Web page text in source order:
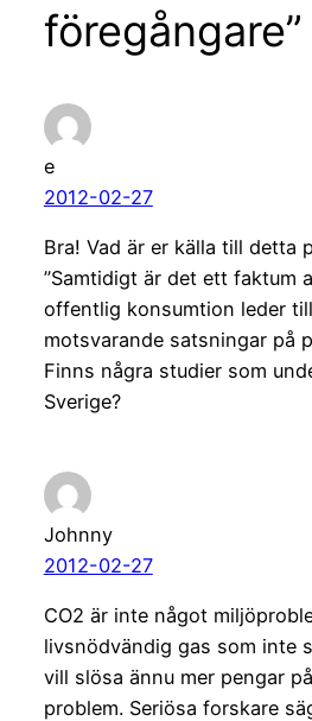
föregångare”
e
2012-02-27
Bra! Vad är er källa till detta
”Samtidigt är det ett faktum
offentlig konsumtion leder
motsvarande satsningar på
Finns några studier som
Sverige?
Johnny
2012-02-27
CO2 är inte något
livsnödvändig gas som inte
vill slösa ännu mer pengar
problem. Seriösa forskare